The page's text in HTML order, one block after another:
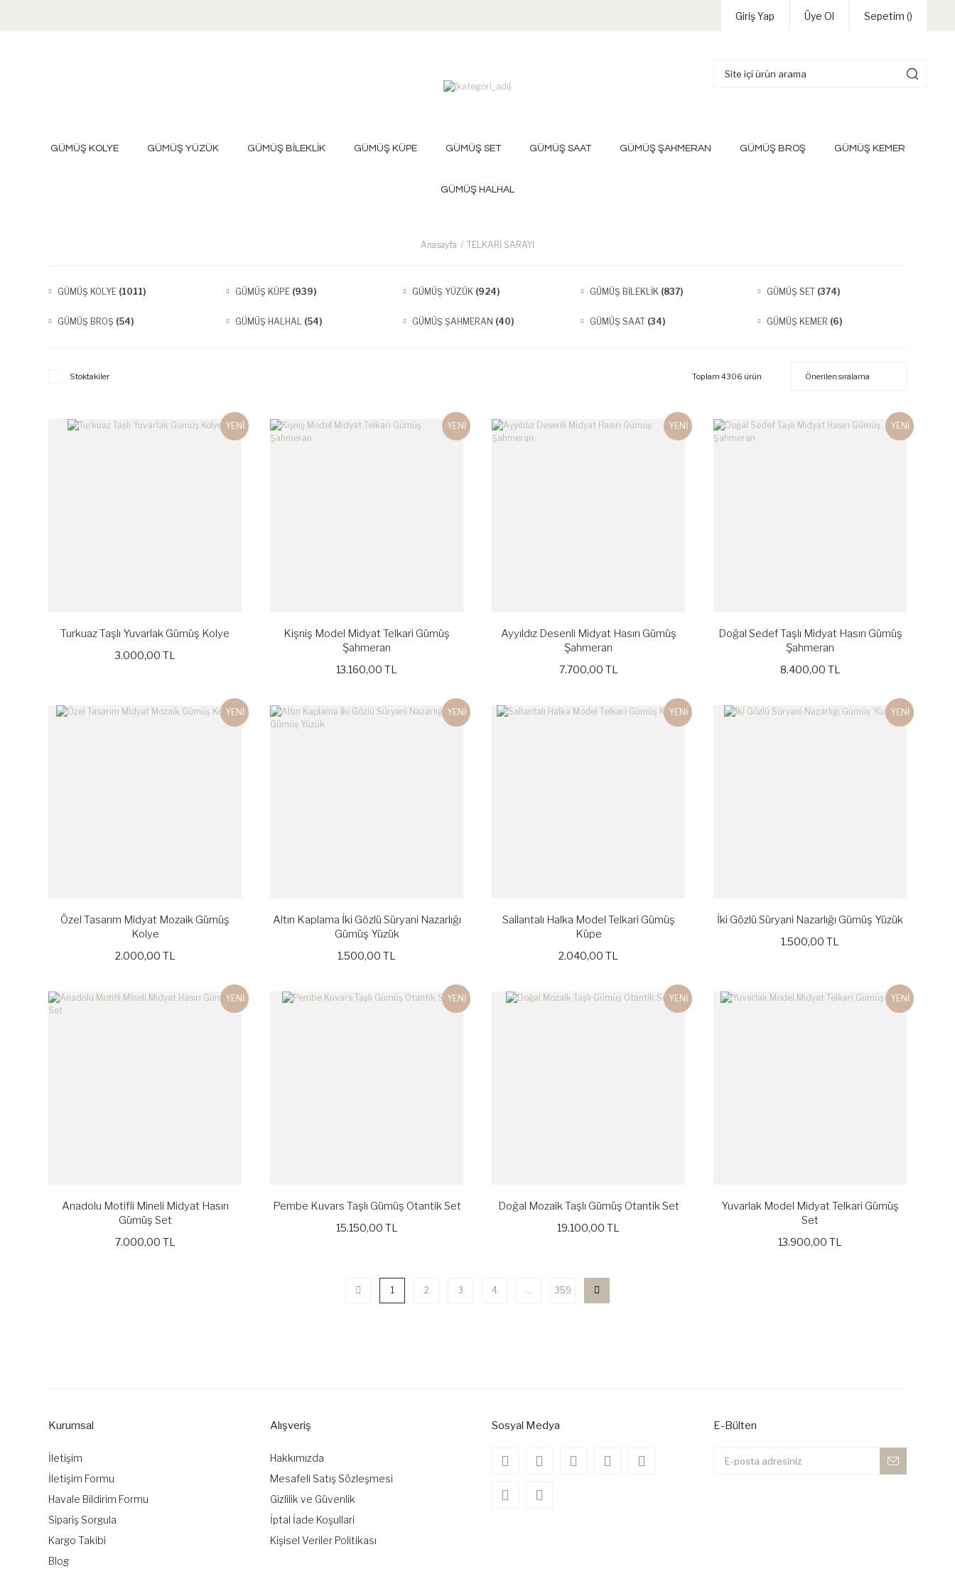
Giriş Yap Üye Ol Sepetim ()
GÜMÜŞ KOLYE GÜMÜŞ YÜZÜK GÜMÜŞ BİLEKLİK GÜMÜŞ KÜPE GÜMÜŞ SET GÜMÜŞ SAAT GÜMÜŞ ŞAHMERAN GÜMÜŞ BROŞ GÜMÜŞ KEMER
GÜMÜŞ HALHAL
Anasayfa TELKARİ SARAYI
GÜMÜŞ KOLYE (1011) GÜMÜŞ KÜPE (939) GÜMÜŞ YÜZÜK (924) GÜMÜŞ BİLEKLİK (837) GÜMÜŞ SET (374)
GÜMÜŞ BROŞ (54) GÜMÜŞ HALHAL (54) GÜMÜŞ ŞAHMERAN (40) GÜMÜŞ SAAT (34) GÜMÜŞ KEMER (6)
Stoktakiler Toplam 4306 ürün
YENİ
Turkuaz Taşlı Yuvarlak Gümüş Kolye
3.000,00 TL
YENİ
Kişniş Model Midyat Telkari Gümüş
Şahmeran
13.160,00 TL
YENİ
Ayyıldız Desenli Midyat Hasırı Gümüş
Şahmeran
7.700,00 TL
YENİ
Doğal Sedef Taşlı Midyat Hasırı Gümüş
Şahmeran
8.400,00 TL
YENİ
Özel Tasarım Midyat Mozaik Gümüş
Kolye
2.000,00 TL
YENİ
Altın Kaplama İki Gözlü Süryani Nazarlığı
Gümüş Yüzük
1.500,00 TL
YENİ
Sallantalı Halka Model Telkari Gümüş
Küpe
2.040,00 TL
YENİ
İki Gözlü Süryani Nazarlığı Gümüş Yüzük
1.500,00 TL
YENİ
Anadolu Motifli Mineli Midyat Hasırı
Gümüş Set
7.000,00 TL
YENİ
Pembe Kuvars Taşlı Gümüş Otantik Set
15.150,00 TL
YENİ
Doğal Mozaik Taşlı Gümüş Otantik Set
19.100,00 TL
YENİ
Yuvarlak Model Midyat Telkari Gümüş
Set
13.900,00 TL
1 2 3 4 .. 359
Kurumsal
İletişim
İletişim Formu
Havale Bildirim Formu
Sipariş Sorgula
Kargo Takibi
Blog
Alışveriş
Hakkımızda
Mesafeli Satış Sözleşmesi
Gizlilik ve Güvenlik
İptal İade Koşullari
Kişisel Veriler Politikası
Sosyal Medya E-Bülten